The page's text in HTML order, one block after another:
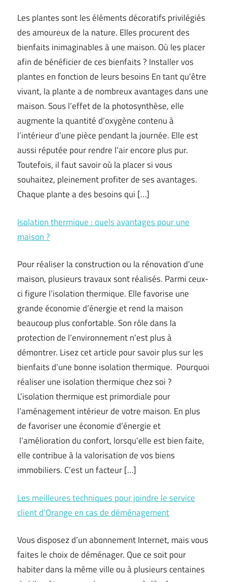
Les plantes sont les éléments décoratifs privilégiés
des amoureux de la nature. Elles procurent des
bienfaits inimaginables à une maison. Où les placer
afin de bénéficier de ces bienfaits ? Installer vos
plantes en fonction de leurs besoins En tant qu’être
vivant, la plante a de nombreux avantages dans une
maison. Sous l’effet de la photosynthèse, elle
augmente la quantité d’oxygène contenu à
l’intérieur d’une pièce pendant la journée. Elle est
aussi réputée pour rendre l’air encore plus pur.
Toutefois, il faut savoir où la placer si vous
souhaitez, pleinement profiter de ses avantages.
Chaque plante a des besoins qui […]
Isolation thermique : quels avantages pour une
maison ?
Pour réaliser la construction ou la rénovation d’une
maison, plusieurs travaux sont réalisés. Parmi ceux-
ci figure l’isolation thermique. Elle favorise une
grande économie d’énergie et rend la maison
beaucoup plus confortable. Son rôle dans la
protection de l’environnement n’est plus à
démontrer. Lisez cet article pour savoir plus sur les
bienfaits d’une bonne isolation thermique. Pourquoi
réaliser une isolation thermique chez soi ?
L’isolation thermique est primordiale pour
l’aménagement intérieur de votre maison. En plus
de favoriser une économie d’énergie et
l’amélioration du confort, lorsqu’elle est bien faite,
elle contribue à la valorisation de vos biens
immobiliers. C’est un facteur […]
Les meilleures techniques pour joindre le service
client d’Orange en cas de déménagement
Vous disposez d’un abonnement Internet, mais vous
faites le choix de déménager. Que ce soit pour
habiter dans la même ville ou à plusieurs centaines